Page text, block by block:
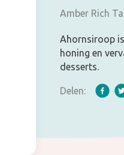
Amber Rich
Ahornsiroop
honing en
desserts.
Delen: